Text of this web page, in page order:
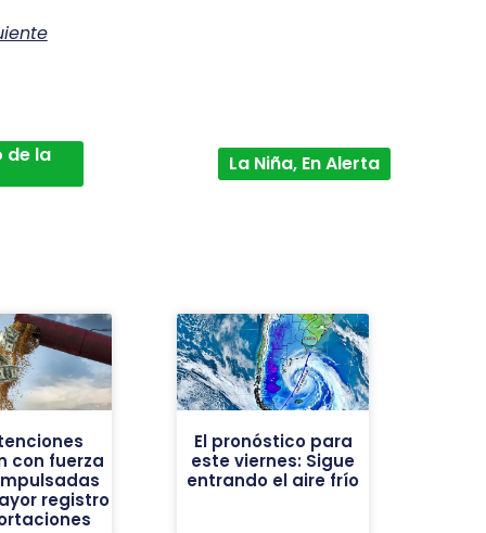
de la La Niña, En Alerta
con fuerza
registro
El pronóstico para
este viernes: Sigue
entrando el aire frío